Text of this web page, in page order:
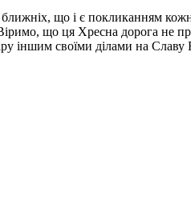
що і є покликанням
що ця Хресна дорога не
іншим своїми ділами на